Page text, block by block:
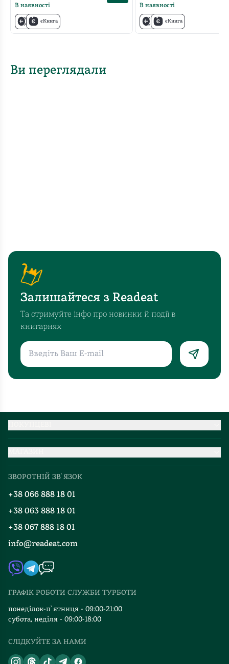
В наявності
єКнига
В наявності
єКнига
Ви переглядали
Залишайтеся з Readeat
Та отримуйте інфо про новинки й події в
книгарнях
Добірки
Блог
Події
Книгарні
Контакти
Автори
Видавництва
Відгуки та оцінка RDT
ЗВОРОТНІЙ ЗВ`ЯЗОК
+38 066 888 18 01
+38 063 888 18 01
+38 067 888 18 01
info@readeat.com
ГРАФІК РОБОТИ СЛУЖБИ ТУРБОТИ
понеділок-п`ятниця - 09:00-21:00
субота, неділя - 09:00-18:00
СЛІДКУЙТЕ ЗА НАМИ